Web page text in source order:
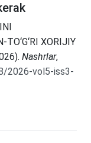
TO‘G‘RI XORIJIY
Nashrlar,
2026-vol5-iss3-